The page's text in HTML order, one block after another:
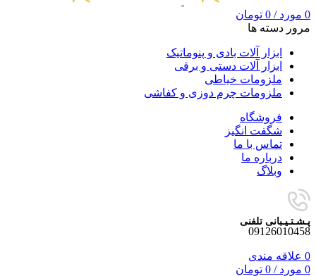
0 مورد /
0 تومان
مرور دسته ها
ابزار آلات بادی و پنوماتیک
ابزار آلات دستی و برقی
ملزومات خیاطی
ملزومات چرم دوزی و کفاشی
فروشگاه
شگفت انگیز
تماس با ما
درباره ما
وبلاگ
پـشـتـیـبانی تلفنی
09126010458
0 علاقه مندی
0 مورد /
0 تومان